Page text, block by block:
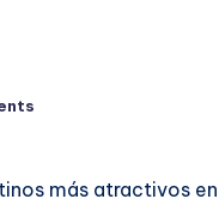
más atractivos